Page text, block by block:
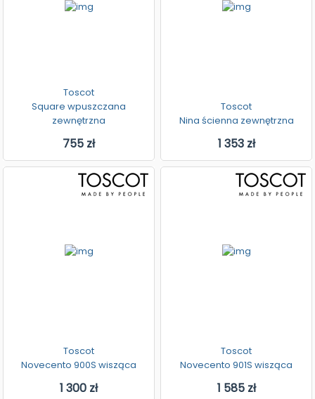
Toscot
Square wpuszczana
zewnętrzna
755 zł
Toscot
Nina ścienna zewnętrzna
1 353 zł
Toscot
Novecento 900S wisząca
1 300 zł
Toscot
Novecento 901S wisząca
1 585 zł